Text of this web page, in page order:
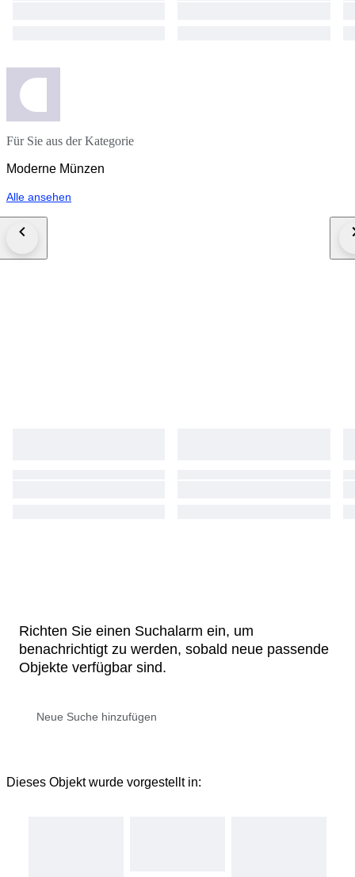
Für Sie aus der Kategorie
Moderne Münzen
Alle ansehen
Richten Sie einen Suchalarm ein, um
benachrichtigt zu werden, sobald neue passende
Objekte verfügbar sind.
Dieses Objekt wurde vorgestellt in: